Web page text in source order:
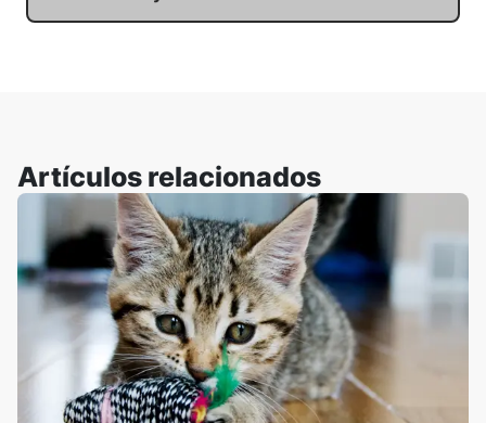
Artículos relacionados